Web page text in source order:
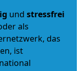
und stressfrei
als
das
ist